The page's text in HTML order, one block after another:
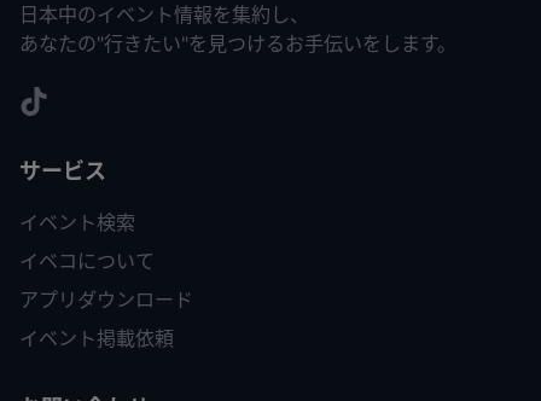
日本中のイベント情報を集約し、
あなたの"行きたい"を見つけるお手伝いをします。
サービス
イベント検索
イベコについて
アプリダウンロード
イベント掲載依頼